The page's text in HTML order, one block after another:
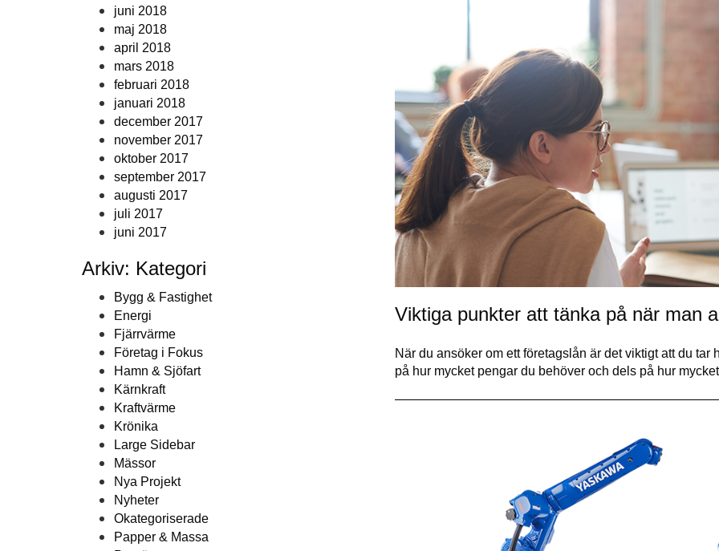
juni 2018
maj 2018
april 2018
mars 2018
februari 2018
januari 2018
december 2017
november 2017
oktober 2017
september 2017
augusti 2017
juli 2017
juni 2017
Arkiv: Kategori
Bygg & Fastighet
Energi
Fjärrvärme
Företag i Fokus
Hamn & Sjöfart
Kärnkraft
Kraftvärme
Krönika
Large Sidebar
Mässor
Nya Projekt
Nyheter
Okategoriserade
Papper & Massa
Viktiga punkter att tänka på när man
När du ansöker om ett företagslån är det viktigt att du
på hur mycket pengar du behöver och dels på hur